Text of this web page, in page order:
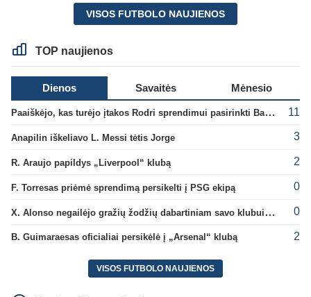
VISOS FUTBOLO NAUJIENOS
TOP naujienos
Dienos Savaitės Mėnesio
Paaiškėjo, kas turėjo įtakos Rodri sprendimui pasirinkti Barselonos pusę 11
Anapilin iškeliavo L. Messi tėtis Jorge 3
R. Araujo papildys „Liverpool“ klubą 2
F. Torresas priėmė sprendimą persikelti į PSG ekipą 0
X. Alonso negailėjo gražių žodžių dabartiniam savo klubui „Chelsea“ 0
B. Guimaraesas oficialiai persikėlė į „Arsenal“ klubą 2
VISOS FUTBOLO NAUJIENOS